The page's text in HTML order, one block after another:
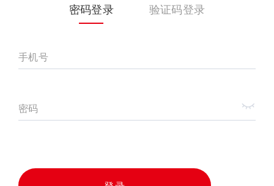
密码登录 验证码登录
手机号
密码